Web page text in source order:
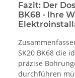
Fazit: Der
BK68 - Ihre
SK20 BK68 die
präzise
durchführen